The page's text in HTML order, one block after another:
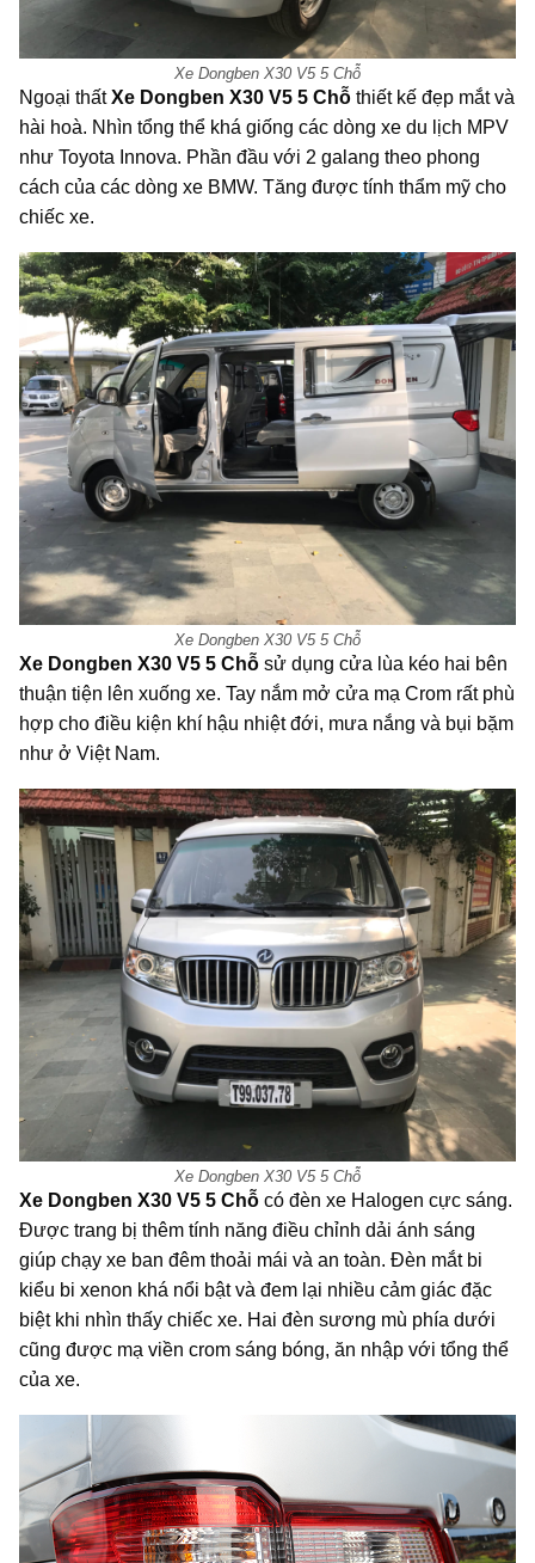
Xe Dongben X30 V5 5 Chỗ
Ngoại thấtXe Dongben X30 V5 5 Chỗ thiết kế đẹp mắt và
hài hoà. Nhìn tổng thể khá giống các dòng xe du lịch MPV
như Toyota Innova. Phần đầu với 2 galang theo phong
cách của các dòng xe BMW. Tăng được tính thẩm mỹ cho
chiếc xe.
Xe Dongben X30 V5 5 Chỗ
Xe Dongben X30 V5 5 Chỗ sử dụng cửa lùa kéo hai bên
thuận tiện lên xuống xe. Tay nắm mở cửa mạ Crom rất phù
hợp cho điều kiện khí hậu nhiệt đới, mưa nắng và bụi bặm
như ở Việt Nam.
Xe Dongben X30 V5 5 Chỗ
Xe Dongben X30 V5 5 Chỗ có đèn xe Halogen cực sáng.
Được trang bị thêm tính năng điều chỉnh dải ánh sáng
giúp chạy xe ban đêm thoải mái và an toàn. Đèn mắt bi
kiểu bi xenon khá nổi bật và đem lại nhiều cảm giác đặc
biệt khi nhìn thấy chiếc xe. Hai đèn sương mù phía dưới
cũng được mạ viền crom sáng bóng, ăn nhập với tổng thể
của xe.